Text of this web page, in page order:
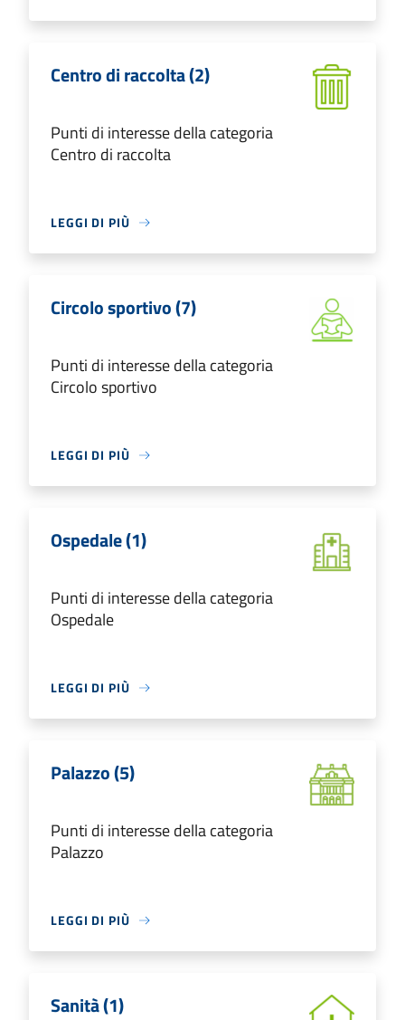
Centro di raccolta (2)
Punti di interesse della categoria
Centro di raccolta
LEGGI DI PIÙ
Circolo sportivo (7)
Punti di interesse della categoria
Circolo sportivo
LEGGI DI PIÙ
Ospedale (1)
Punti di interesse della categoria
Ospedale
LEGGI DI PIÙ
Palazzo (5)
Punti di interesse della categoria
Palazzo
LEGGI DI PIÙ
Sanità (1)